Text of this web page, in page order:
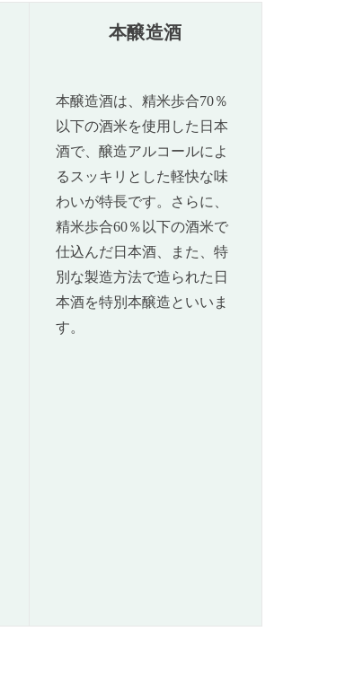
本醸造酒
本醸造酒は、精米歩合70％
以下の酒米を使用した日本
酒で、醸造アルコールによ
るスッキリとした軽快な味
わいが特長です。さらに、
精米歩合60％以下の酒米で
仕込んだ日本酒、また、特
別な製造方法で造られた日
本酒を特別本醸造といいま
す。